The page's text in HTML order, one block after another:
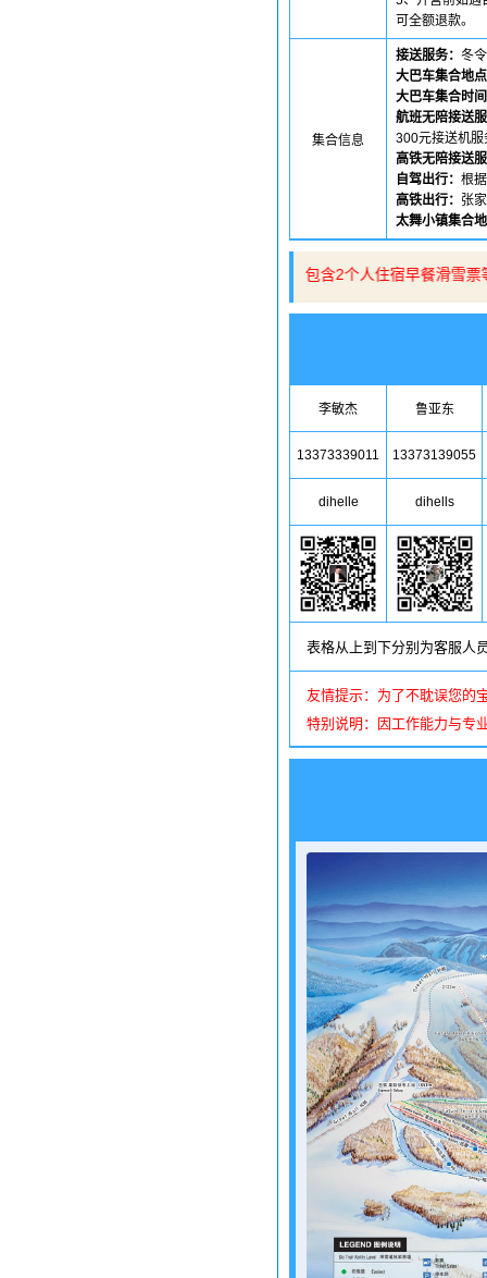
可全额退款。
集合信息
接送服务： 冬
大巴车集合地
大巴车集合时
航班无陪接送
300元接送机服
高铁无陪接送
自驾出行： 根
高铁出行： 张
太舞小镇集合
👉建议预订住宿加滑雪套餐，包含2个人住宿早餐滑雪票
李敏杰 鲁亚东
13373339011 13373139055
dihelle dihells
表格从上到下分别为客服人
友情提示：为了不耽误您的
特别说明：因工作能力与专